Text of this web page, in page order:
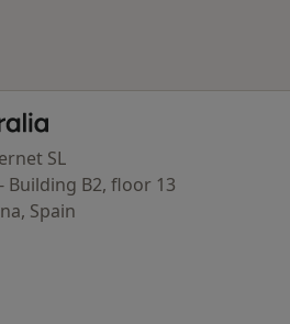
de inicio
SL
Building B2, floor 13
Spain